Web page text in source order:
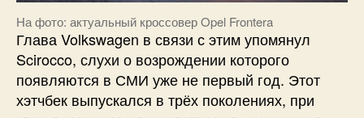
На фото: актуальный кроссовер Opel Frontera
Глава Volkswagen в связи с этим упомянул
Scirocco, слухи о возрождении которого
появляются в СМИ уже не первый год. Этот
хэтчбек выпускался в трёх поколениях, при